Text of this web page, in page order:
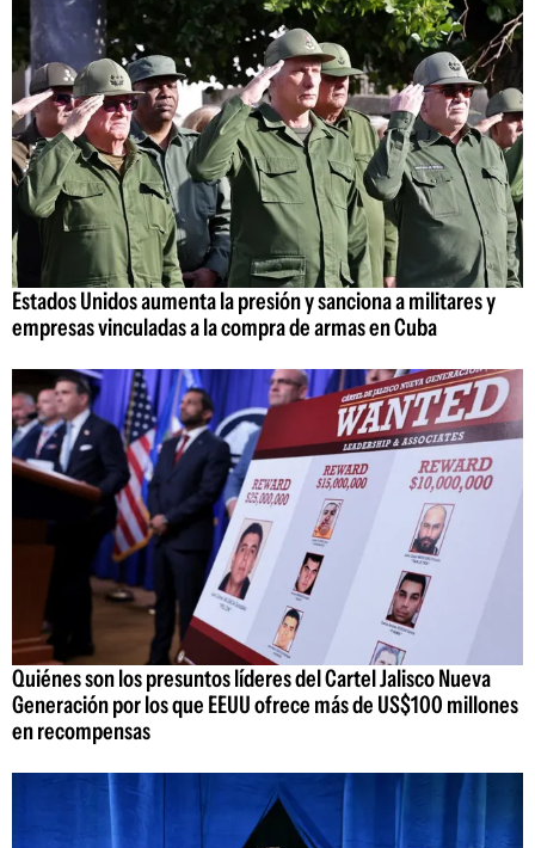
Estados Unidos aumenta la presión y sanciona a militares y
empresas vinculadas a la compra de armas en Cuba
Quiénes son los presuntos líderes del Cartel Jalisco Nueva
Generación por los que EEUU ofrece más de US$100 millones
en recompensas